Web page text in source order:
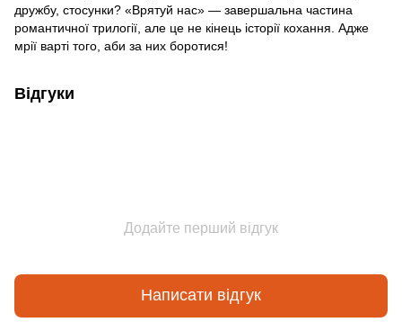
дружбу, стосунки? «Врятуй нас» — завершальна частина
романтичної трилогії, але це не кінець історії кохання. Адже
мрії варті того, аби за них боротися!
Відгуки
Додайте перший відгук
Написати відгук